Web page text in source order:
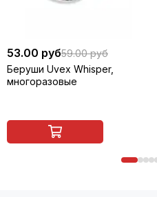
53.00 руб59.00 руб
Беруши Uvex Whisper,
многоразовые